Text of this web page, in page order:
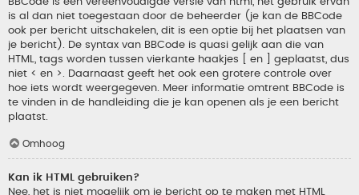
is al dan niet toegestaan door de beheerder (je kan de BBCode
ook per bericht uitschakelen, dit is een optie bij het plaatsen van
je bericht). De syntax van BBCode is quasi gelijk aan die van
HTML, tags worden tussen vierkante haakjes [ en ] geplaatst, dus
niet < en >. Daarnaast geeft het ook een grotere controle over
hoe iets wordt weergegeven. Meer informatie omtrent BBCode is
te vinden in de handleiding die je kan openen als je een bericht
plaatst.
Omhoog
Kan ik HTML gebruiken?
Nee, het is niet mogelijk om je bericht op te maken met HTML